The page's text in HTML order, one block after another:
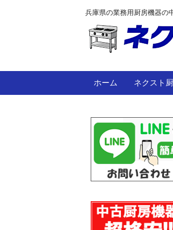
兵庫県の業務用厨房機器の
ホーム ネクスト